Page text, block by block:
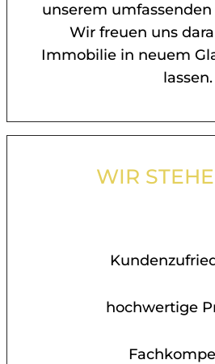
unserem
Wir freuen uns
Immobilie in neuem
lassen.
WIR
hochwertige